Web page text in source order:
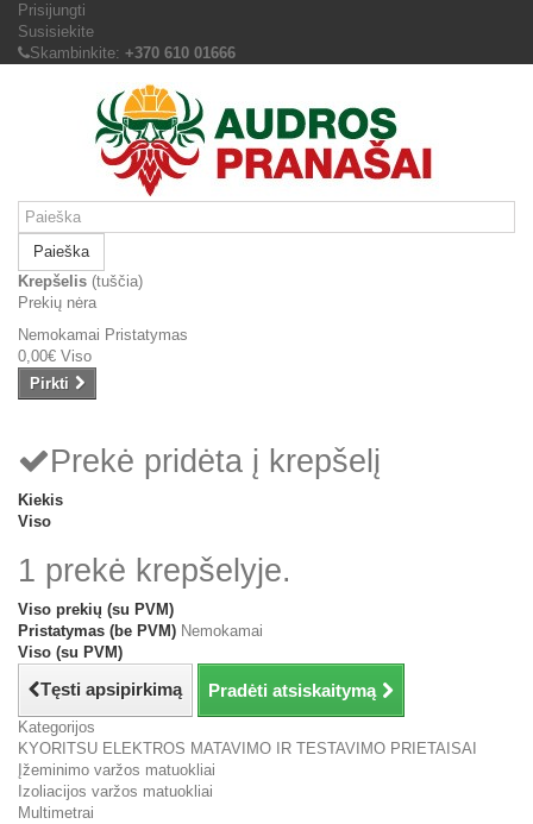
Prisijungti
Susisiekite
Skambinkite: +370 610 01666
Paieška
Krepšelis (tuščia)
Prekių nėra
Nemokamai Pristatymas
0,00€ Viso
Pirkti
Prekė pridėta į krepšelį
Kiekis
Viso
1 prekė krepšelyje.
Viso prekių (su PVM)
Pristatymas (be PVM) Nemokamai
Viso (su PVM)
Tęsti apsipirkimą Pradėti atsiskaitymą
Kategorijos
KYORITSU ELEKTROS MATAVIMO IR TESTAVIMO PRIETAISAI
Įžeminimo varžos matuokliai
Izoliacijos varžos matuokliai
Multimetrai